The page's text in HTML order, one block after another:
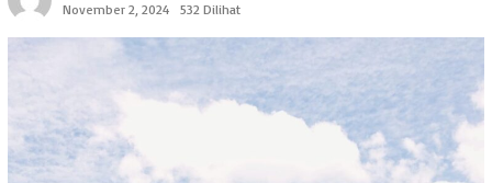
November 2, 2024
532 Dilihat